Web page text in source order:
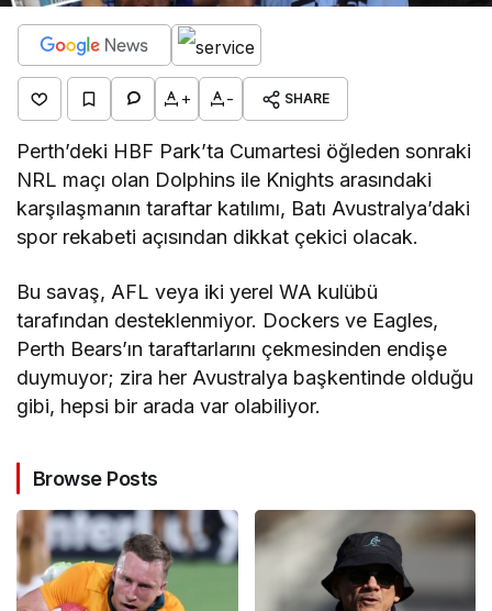
+ - SHARE
Perth’deki HBF Park’ta Cumartesi öğleden sonraki
NRL maçı olan Dolphins ile Knights arasındaki
karşılaşmanın taraftar katılımı, Batı Avustralya’daki
spor rekabeti açısından dikkat çekici olacak.
Bu savaş, AFL veya iki yerel WA kulübü
tarafından desteklenmiyor. Dockers ve Eagles,
Perth Bears’ın taraftarlarını çekmesinden endişe
duymuyor; zira her Avustralya başkentinde olduğu
gibi, hepsi bir arada var olabiliyor.
Browse Posts